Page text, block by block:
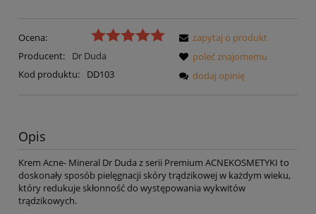
Ocena:
Producent:
Dr Duda
Kod produktu:
DD103
zapytaj o produkt
poleć znajomemu
dodaj opinię
Opis
Krem Acne- Mineral Dr Duda z serii Premium ACNEKOSMETYKI to
doskonały sposób pielęgnacji skóry trądzikowej w każdym wieku,
który redukuje skłonność do występowania wykwitów
trądzikowych.